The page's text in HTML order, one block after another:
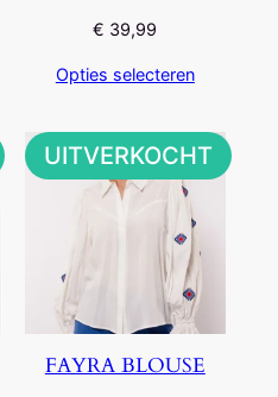
€ 39,99
Opties selecteren
UITVERKOCHT
FAYRA BLOUSE